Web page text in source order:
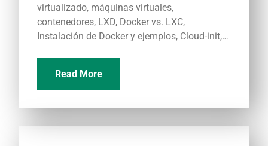
virtualizado, máquinas virtuales,
contenedores, LXD, Docker vs. LXC,
Instalación de Docker y ejemplos, Cloud-init,…
Read More